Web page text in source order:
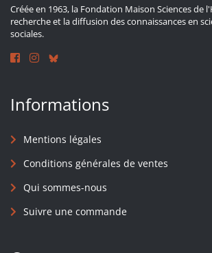
Créée en 1963, la Fondation Maison Sciences de
recherche et la diffusion des connaissances en
sociales.
Informations
Mentions légales
Conditions générales de ventes
Qui sommes-nous
Suivre une commande